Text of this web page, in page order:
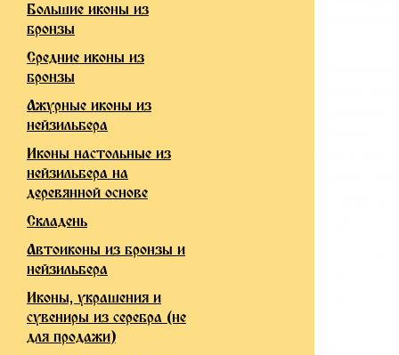
Большие иконы из
бронзы
Средние иконы из
бронзы
Ажурные иконы из
нейзильбера
Иконы настольные из
нейзильбера на
деревянной основе
Складень
Автоиконы из бронзы и
нейзильбера
Иконы, украшения и
сувениры из серебра (не
для продажи)